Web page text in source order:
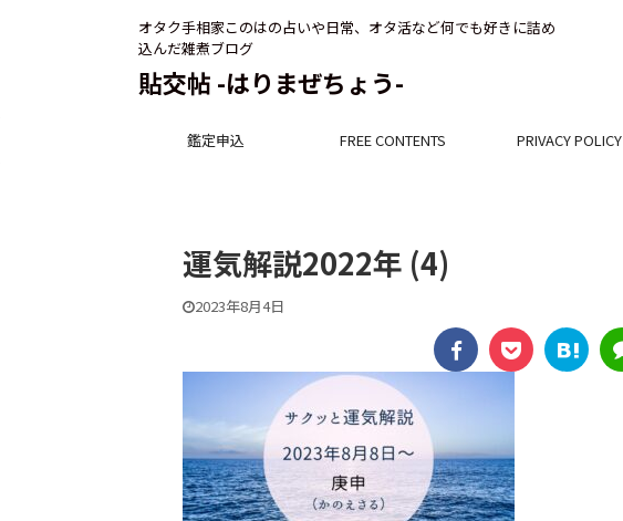
オタク手相家このはの占いや日常、オタ活など何でも好きに詰め
込んだ雑煮ブログ
貼交帖 -はりまぜちょう-
鑑定申込 FREE CONTENTS PRIVACY POLICY
運気解説2022年 (4)
2023年8月4日